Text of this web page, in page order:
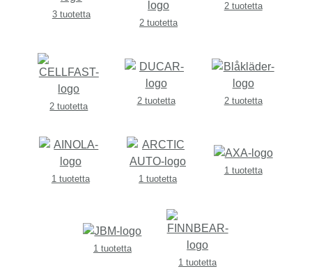
3 tuotetta
2 tuotetta
2 tuotetta
2 tuotetta
2 tuotetta 2 tuotetta
1 tuotetta 1 tuotetta
1 tuotetta
1 tuotetta
1 tuotetta